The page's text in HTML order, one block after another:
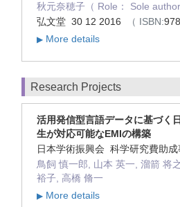
秋元奈穂子（ Role： Sole author
弘文堂 30 12 2016
（ ISBN:
▶ More details
Research Projects
活用発信型言語データに基づく
生が対応可能なEMIの構築
日本学術振興会 科学研究費助成
鳥飼 慎一郎, 山本 英一, 溜箭 将
裕子, 高橋 脩一
▶ More details